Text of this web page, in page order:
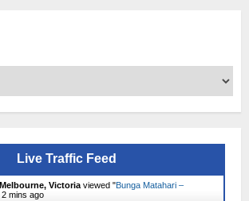
Live Traffic Feed
Melbourne, Victoria viewed "Bunga Matahari –
2 mins ago